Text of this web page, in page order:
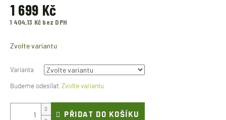
1 699 Kč
1 404,13 Kč bez DPH
cena:
Zvolte variantu
Varianta
Zvolte variantu
PŘIDAT DO KOŠÍKU